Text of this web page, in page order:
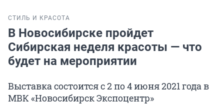
СТИЛЬ И КРАСОТА
В Новосибирске пройдет
Сибирская неделя красоты — что
будет на мероприятии
Выставка состоится с 2 по 4 июня 2021 года в
МВК «Новосибирск Экспоцентр»